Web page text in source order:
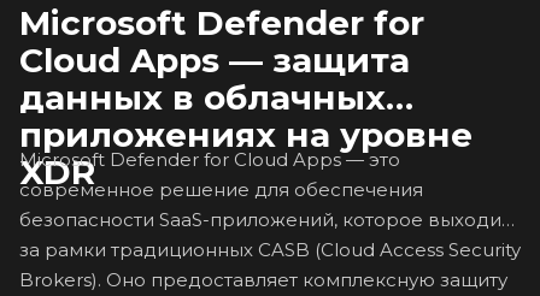
Microsoft Defender for
Cloud Apps — защита
данных в облачных
приложениях на уровне
XDR
Microsoft Defender for Cloud Apps — это
современное решение для обеспечения
безопасности SaaS-приложений, которое выходит
за рамки традиционных CASB (Cloud Access Security
Brokers). Оно предоставляет комплексную защиту